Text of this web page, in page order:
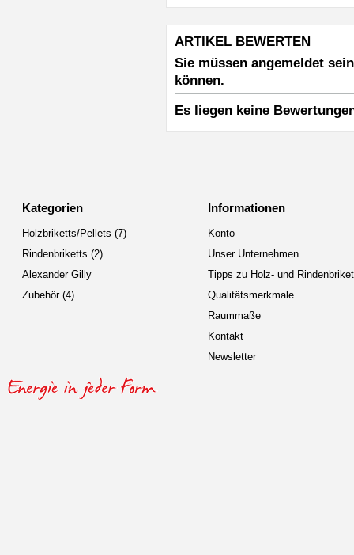
ARTIKEL BEWERTEN
Sie müssen angemeldet
können.
Es liegen keine
Kategorien
Holzbriketts/Pellets (7)
Rindenbriketts (2)
Alexander Gilly
Zubehör (4)
Informationen
Konto
Unser Unternehmen
Tipps zu Holz- und
Qualitätsmerkmale
Raummaße
Kontakt
Newsletter